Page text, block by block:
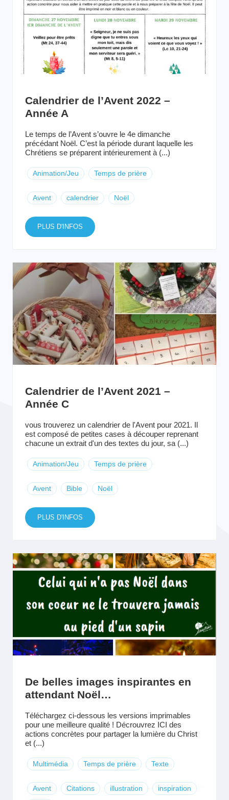
Calendrier de l’Avent 2022 –
Année A
Le temps de l’Avent s’ouvre le 4e dimanche
précédant Noël. C’est la période durant laquelle les
Chrétiens se préparent intérieurement à (...)
Animation/Jeu Temps de prière
Avent calendrier Noël
PLUS D'INFOS
Calendrier de l’Avent 2021 –
Année C
vous trouverez un calendrier de l'Avent pour 2021. Il
est composé de petites cases à découper reprenant
chacune un extrait d'un des textes du jour, sa (...)
Animation/Jeu Temps de prière
Avent Bible Noël
PLUS D'INFOS
De belles images inspirantes en
attendant Noël…
Téléchargez ci-dessous les versions imprimables
pour une meilleure qualité ! Décrouvrez ICI des
actions concrètes pour partager la lumière du Christ
et (...)
Multimédia Temps de prière Texte
Avent Citations illustration inspiration